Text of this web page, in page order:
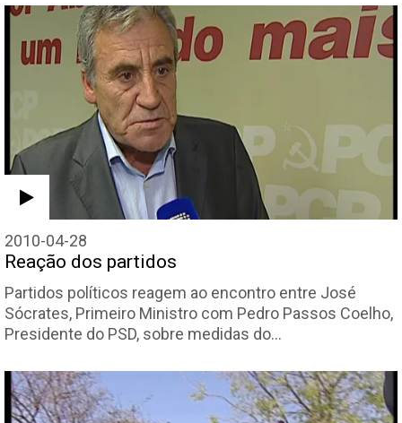
2010-04-28
Reação dos partidos
Partidos políticos reagem ao encontro entre José
Sócrates, Primeiro Ministro com Pedro Passos Coelho,
Presidente do PSD, sobre medidas do…